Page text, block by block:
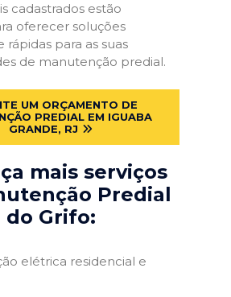
cadastrados estão
oferecer soluções
rápidas para as suas
de manutenção predial.
UM ORÇAMENTO DE
PREDIAL EM IGUABA
GRANDE, RJ
mais serviços
Predial
do Grifo:
elétrica residencial e